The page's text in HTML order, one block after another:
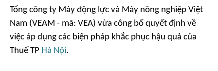
Tổng công ty Máy động lực và Máy nông nghiệp Việt
Nam (VEAM - mã: VEA) vừa công bố quyết định về
việc áp dụng các biện pháp khắc phục hậu quả của
Thuế TP Hà Nội.